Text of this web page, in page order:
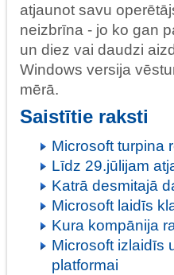
atjaunot savu
neizbrīna - jo ko gan
un diez vai daudzi
Windows versija
mērā.
Saistītie raksti
Microsoft turpina
Līdz 29.jūlijam
Katrā desmitajā
Microsoft laidīs
Kura kompānija
Microsoft izlaidīs
platformai